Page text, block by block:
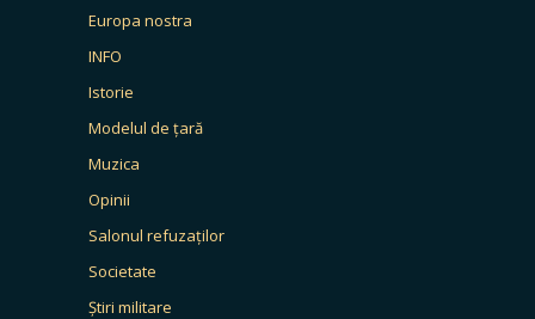
Europa nostra
INFO
Istorie
Modelul de țară
Muzica
Opinii
Salonul refuzaților
Societate
Știri militare